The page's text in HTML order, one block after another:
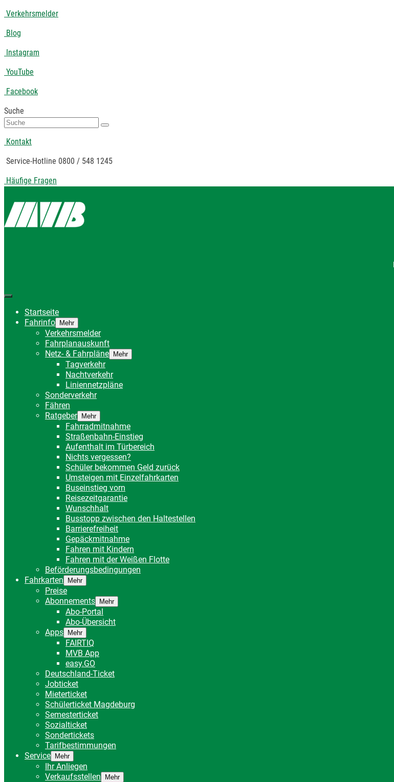
Verkehrsmelder
Blog
Instagram
YouTube
Facebook
Suche
Suche
Kontakt
Service-Hotline 0800 / 548 1245
Häufige Fragen
Startseite
Fahrinfo
Mehr
Verkehrsmelder
Fahrplanauskunft
Netz- & Fahrpläne
Mehr
Tagverkehr
Nachtverkehr
Liniennetzpläne
Sonderverkehr
Fähren
Ratgeber
Mehr
Fahrradmitnahme
Straßenbahn-Einstieg
Aufenthalt im Türbereich
Nichts vergessen?
Schüler bekommen Geld zurück
Umsteigen mit Einzelfahrkarten
Buseinstieg vorn
Reisezeitgarantie
Wunschhalt
Busstopp zwischen den Haltestellen
Barrierefreiheit
Gepäckmitnahme
Fahren mit Kindern
Fahren mit der Weißen Flotte
Beförderungsbedingungen
Fahrkarten
Mehr
Preise
Abonnements
Mehr
Abo-Portal
Abo-Übersicht
Apps
Mehr
FAIRTIQ
MVB App
easy.GO
Deutschland-Ticket
Jobticket
Mieterticket
Schülerticket Magdeburg
Semesterticket
Sozialticket
Sondertickets
Tarifbestimmungen
Service
Mehr
Ihr Anliegen
Verkaufsstellen
Mehr